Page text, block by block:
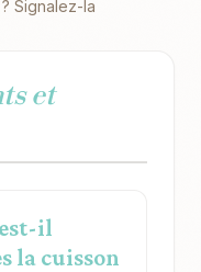
Signalez-la
et
il
la cuisson